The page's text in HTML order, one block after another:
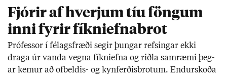
Fjórir af hverjum tíu föngum
inni fyrir fíkniefnabrot
Pró­fess­or í fé­lags­fræði seg­ir þung­ar refs­ing­ar ekki
draga úr vanda vegna fíkni­efna og riðla sam­ræmi þeg­
ar kem­ur að of­beld­is- og kyn­ferð­is­brot­um. End­ur­skoða